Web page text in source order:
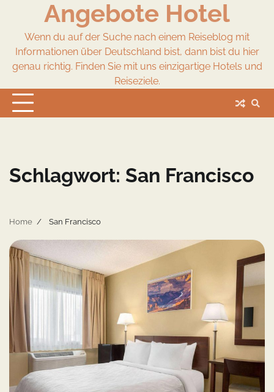
content
Angebote Hotel
Wenn du auf der Suche nach einem Reiseblog mit
Informationen über Deutschland bist, dann bist du hier
genau richtig. Finden Sie mit uns einzigartige Hotels und
Reiseziele.
Schlagwort: San Francisco
Home San Francisco